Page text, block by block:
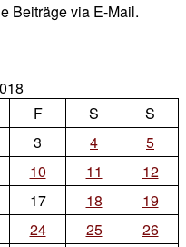
Beiträge via E-Mail.
F S
S
3 4
5
10 11
12
17 18
19
24 25
26